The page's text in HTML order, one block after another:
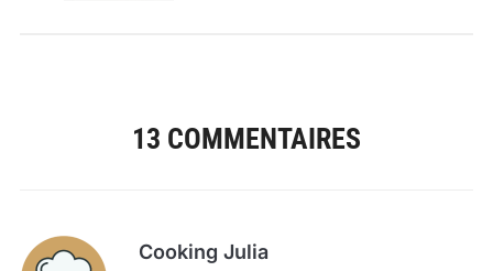
13 COMMENTAIRES
Cooking Julia